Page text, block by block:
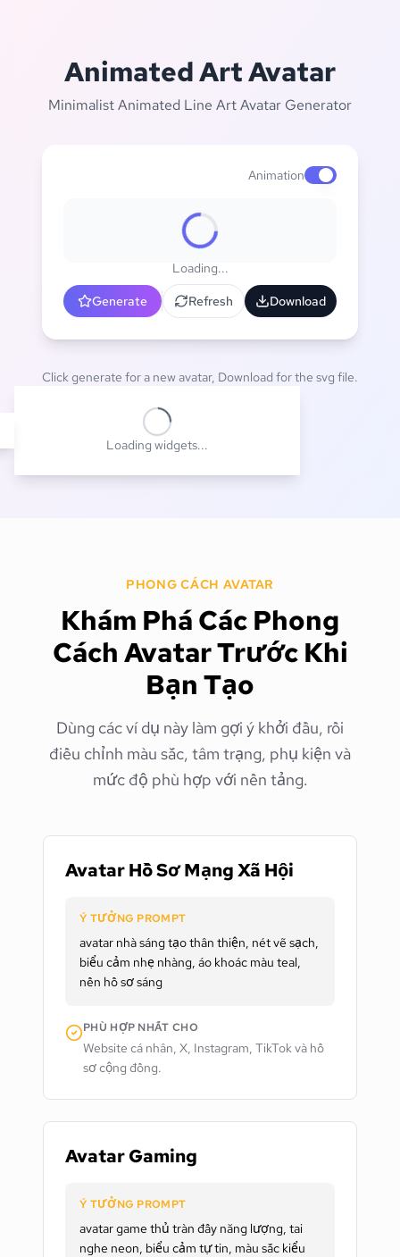
Animated Art Avatar
Minimalist Animated Line Art Avatar Generator
AnimationEnable
Loading...
Generate Refresh Download
Click generate for a new avatar, Download for the svg file.
Loading widgets...
PHONG CÁCH AVATAR
Khám Phá Các Phong
Cách Avatar Trước Khi
Bạn Tạo
Dùng các ví dụ này làm gợi ý khởi đầu, rồi
điều chỉnh màu sắc, tâm trạng, phụ kiện và
mức độ phù hợp với nền tảng.
Avatar Hồ Sơ Mạng Xã Hội
Ý TƯỞNG PROMPT
avatar nhà sáng tạo thân thiện, nét vẽ sạch,
biểu cảm nhẹ nhàng, áo khoác màu teal,
nền hồ sơ sáng
PHÙ HỢP NHẤT CHO
Website cá nhân, X, Instagram, TikTok và hồ
sơ cộng đồng.
Avatar Gaming
Ý TƯỞNG PROMPT
avatar game thủ tràn đầy năng lượng, tai
nghe neon, biểu cảm tự tin, màu sắc kiểu